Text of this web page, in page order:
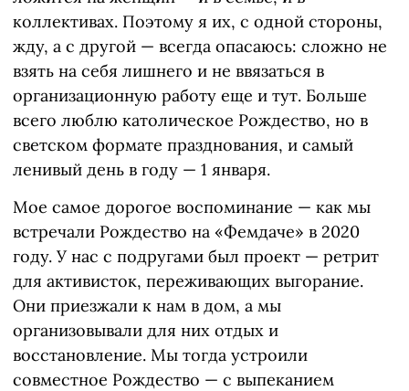
коллективах. Поэтому я их, с одной стороны,
жду, а с другой — всегда опасаюсь: сложно не
взять на себя лишнего и не ввязаться в
организационную работу еще и тут. Больше
всего люблю католическое Рождество, но в
светском формате празднования, и самый
ленивый день в году — 1 января.
Мое самое дорогое воспоминание — как мы
встречали Рождество на «Фемдаче» в 2020
году. У нас с подругами был проект — ретрит
для активисток, переживающих выгорание.
Они приезжали к нам в дом, а мы
организовывали для них отдых и
восстановление. Мы тогда устроили
совместное Рождество — с выпеканием